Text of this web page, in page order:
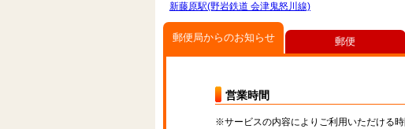
新藤原駅(野岩鉄道 会津鬼怒川線)
郵便局からのお知らせ
営業時間
※サービスの内容によりご利用いただける
郵便